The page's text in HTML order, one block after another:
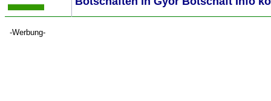
-Werbung-